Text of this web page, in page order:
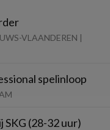
VLAANDEREN |
spelinloop
SKG (28-32 uur)